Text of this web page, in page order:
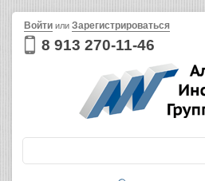
8 913 270-11-46
Войти или Зарегистрироваться